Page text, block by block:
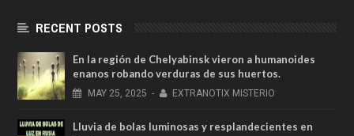
RECENT POSTS
En la región de Chelyabinsk vieron a humanoides
enanos robando verduras de sus huertos.
MAY 25, 2025 - EXTRANOTIX MISTERIO
Lluvia de bolas luminosas y resplandecientes en